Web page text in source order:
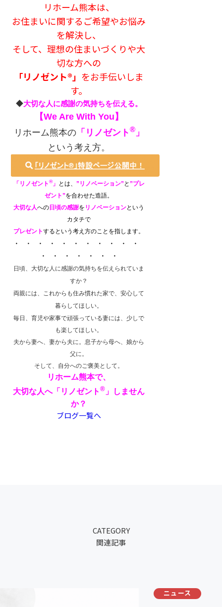
リホーム熊本は、
お住まいに関するご希望やお悩み
を解決し、
そして、理想の住まいづくりや大
切な方への
「リノゼント®」 をお手伝いしま
す。
◆大切な人に感謝の気持ちを伝える。
【We Are With You】
リホーム熊本の「リノゼント®」
という考え方。
「リノゼント®」 とは、 ”リノベーション”と”プレ
ゼント”を合わせた造語。
大切な人への 日頃の感謝を リノベーションという
カタチで
プレゼントするという考え方のことを指します。
・ ・ ・ ・ ・ ・ ・ ・ ・ ・ ・
・ ・ ・ ・ ・ ・ ・
日頃、大切な人に感謝の気持ちを伝えられていま
すか？
両親には、これからも住み慣れた家で、安心して
暮らしてほしい。
毎日、育児や家事で頑張っている妻には、少しで
も楽してほしい。
夫から妻へ、妻から夫に。息子から母へ、娘から
父に。
そして、自分へのご褒美として。
リホーム熊本で、
大切な人へ「リノゼント® 」しません
か？
ブログ一覧へ
CATEGORY
関連記事
ニュース